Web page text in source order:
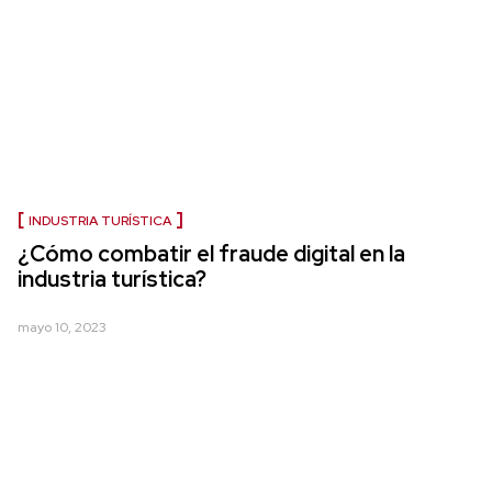
INDUSTRIA TURÍSTICA
¿Cómo combatir el fraude digital en la
industria turística?
mayo 10, 2023